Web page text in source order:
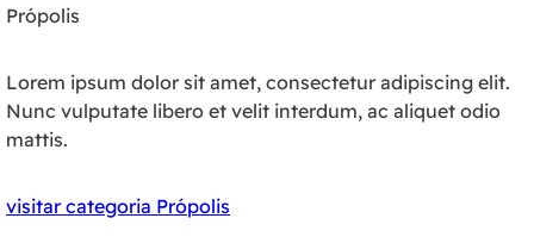
Própolis
Lorem ipsum dolor sit amet, consectetur adipiscing elit.
Nunc vulputate libero et velit interdum, ac aliquet odio
mattis.
visitar categoria Própolis